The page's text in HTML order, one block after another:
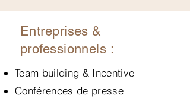
Entreprises &
professionnels :
​Team building & Incentive
Conférences de presse